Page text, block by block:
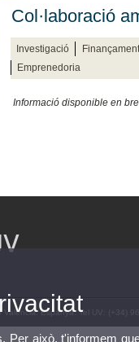
Col·laboració
Investigació
Emprenedoria
Informació disponible en
Espanya. Tel UV: (+34)
Per això, t'informem